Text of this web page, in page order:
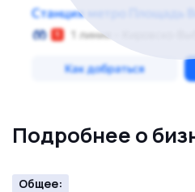
Подробнее о
Общее: